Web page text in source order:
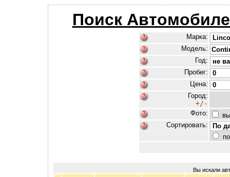
Поиск
Марка:
Модель:
Год:
Пробег:
Цена:
Город:
+/-
Фото:
Сортировать:
Вы искали